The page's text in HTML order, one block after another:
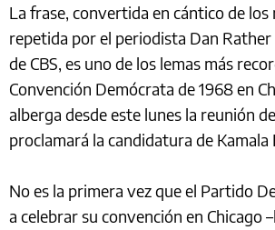
La frase, convertida en cántico de
repetida por el periodista Dan
de CBS, es uno de los lemas más
Convención Demócrata de 1968 en
alberga desde este lunes la reunión
proclamará la candidatura de Kamala
No es la primera vez que el Partido
a celebrar su convención en Chicago